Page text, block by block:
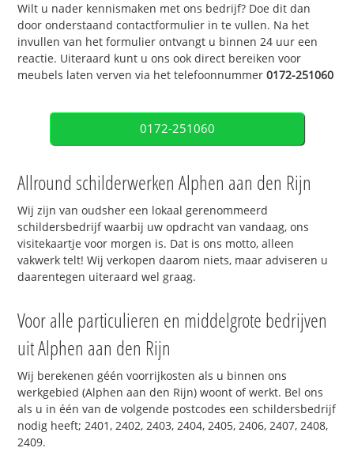
Wilt u nader kennismaken met ons bedrijf? Doe dit dan
door onderstaand contactformulier in te vullen. Na het
invullen van het formulier ontvangt u binnen 24 uur een
reactie. Uiteraard kunt u ons ook direct bereiken voor
meubels laten verven via het telefoonnummer0172-251060
0172-251060
Allround schilderwerken Alphen aan den Rijn
Wij zijn van oudsher een lokaal gerenommeerd
schildersbedrijf waarbij uw opdracht van vandaag, ons
visitekaartje voor morgen is. Dat is ons motto, alleen
vakwerk telt! Wij verkopen daarom niets, maar adviseren u
daarentegen uiteraard wel graag.
Voor alle particulieren en middelgrote bedrijven
uit Alphen aan den Rijn
Wij berekenen géén voorrijkosten als u binnen ons
werkgebied (Alphen aan den Rijn) woont of werkt. Bel ons
als u in één van de volgende postcodes een schildersbedrijf
nodig heeft; 2401, 2402, 2403, 2404, 2405, 2406, 2407, 2408,
2409.